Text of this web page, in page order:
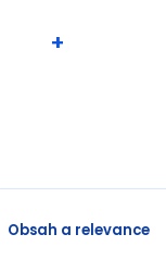
Obsah a relevance